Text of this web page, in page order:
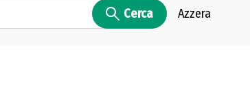
Cerca Azzera